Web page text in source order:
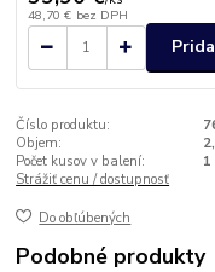
48,70 € bez DPH
Číslo produktu:
Objem:
Počet kusov v balení:
1
Strážiť cenu / dostupnosť
Do obľúbených
Podobné produkty